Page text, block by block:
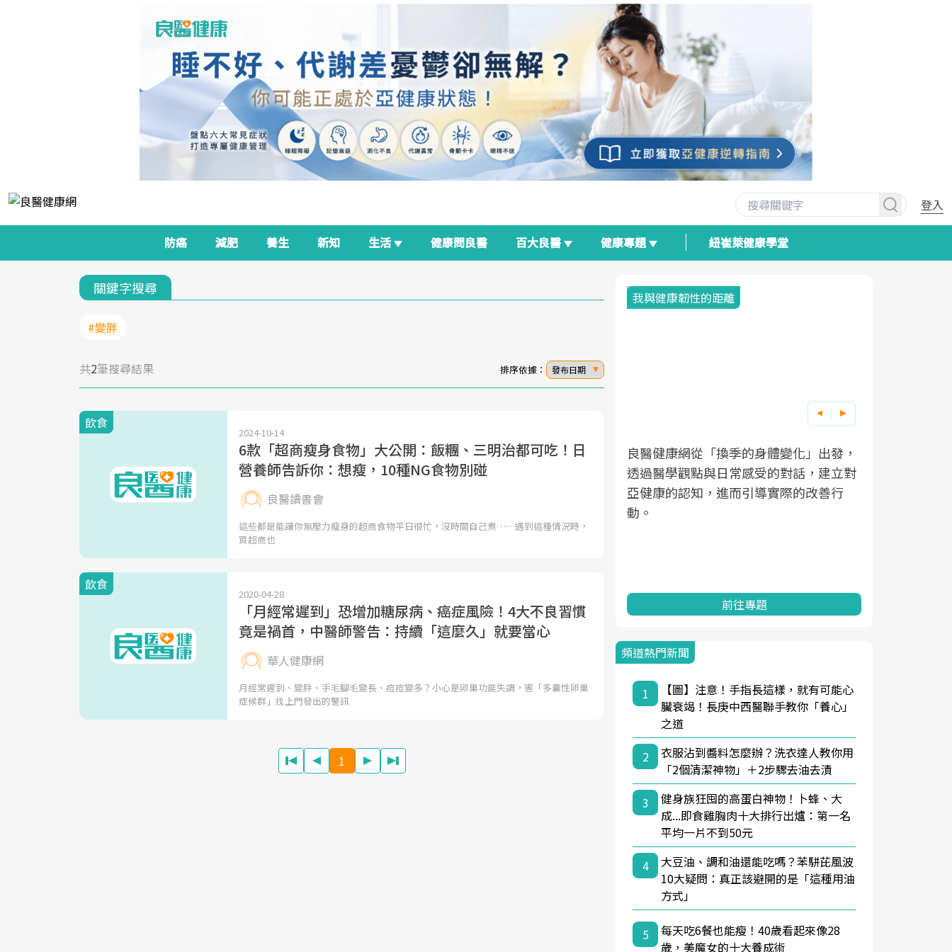
登入
防癌 減肥 養生 新知 生活 健康問良醫 百大良醫 健康專題 紐崔萊健康學堂
關鍵字搜尋
#變胖
共2筆搜尋結果 排序依據： 發布日期
飲食
2024-10-14
6款「超商瘦身食物」大公開：飯糰、三明治都可吃！日
營養師告訴你：想瘦，10種NG食物別碰
良醫讀書會
這些都是能讓你無壓力瘦身的超商食物平日很忙，沒時間自己煮……遇到這種情況時，
買超商也
飲食
2020-04-28
「月經常遲到」恐增加糖尿病、癌症風險！4大不良習慣
竟是禍首，中醫師警告：持續「這麼久」就要當心
華人健康網
月經常遲到、變胖、手毛腳毛變長、痘痘變多？小心是卵巢功能失調，害「多囊性卵巢
症候群」找上門發出的警訊
1
面對超高齡社會的浪潮，台灣正在快速邁
向「健康照護」的新時代。隨著國家政策
心議題。然而，健檢不只是醫療院所的服
前往專題
良醫生活祭
2025年，就到良醫生活祭體驗「一站式健
康新生活」，從講座、體驗到運動，全面
前往專題
我與健康韌性的距離
良醫健康網從「換季的身體變化」出發，
透過醫學觀點與日常感受的對話，建立對
亞健康的認知，進而引導實際的改善行
動。
前往專題
頻道熱門新聞
1
【圖】注意！手指長這樣，就有可能心
臟衰竭！長庚中西醫聯手教你「養心」
之道
2
衣服沾到醬料怎麼辦？洗衣達人教你用
「2個清潔神物」＋2步驟去油去漬
3
健身族狂囤的高蛋白神物！卜蜂、大
成...即食雞胸肉十大排行出爐：第一名
平均一片不到50元
4
大豆油、調和油還能吃嗎？苯駢芘風波
10大疑問：真正該避開的是「這種用油
方式」
5
每天吃6餐也能瘦！40歲看起來像28
歲，美魔女的十大養成術